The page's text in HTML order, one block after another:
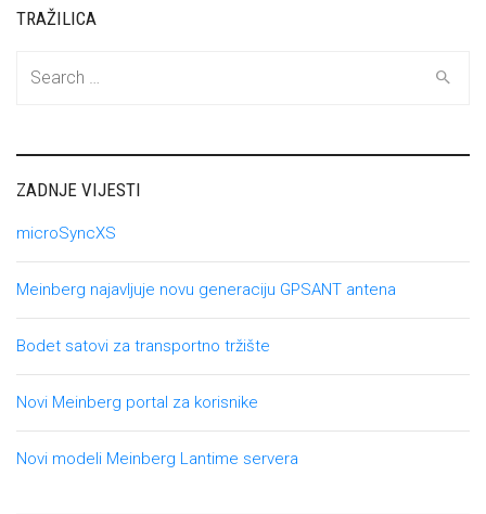
TRAŽILICA
ZADNJE VIJESTI
microSyncXS
Meinberg najavljuje novu generaciju GPSANT antena
Bodet satovi za transportno tržište
Novi Meinberg portal za korisnike
Novi modeli Meinberg Lantime servera